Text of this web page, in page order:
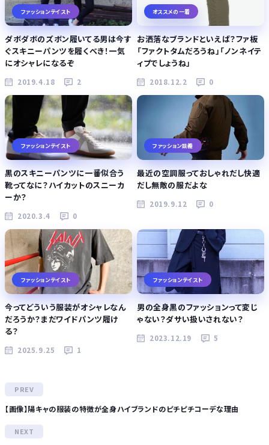
ファッションテイスト
ダボダボのズボン履いてる男は今す
ぐスキニーパンツを履くべき！一気
にオシャレになるぞ
2019.4.18 2
オススメの一着
お洒落なブランドといえば？ファ板
「ファクトタムだろうね」「ノンネイテ
ィブでしょうね」
2018.12.2 0
ファッションテイスト
黒のスキニーパンツに一番似合う
靴ってなに？ハイカットのスニーカ
ーか？
2020.3.4 0
ファッション談義
最近の空調服っておしゃれだし快適
だし無敵の服だよな
2019.9.12 0
ファッションテイスト
今ってどういう服装がオシャレなん
だろうか？まだワイドパンツ履け
る？
2025.9.25 1
ファッションテイスト
男の全身黒のファッションって変じ
ゃない？ダサい扱いされない？
2023.12.19 5
【画像】陽キャの服装の特徴が全身ハイブランドのピチピチコーデな理由